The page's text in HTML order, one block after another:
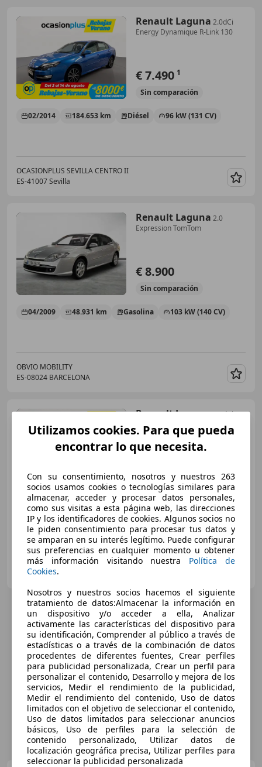
Renault Laguna 2.0dCi
Energy Dynamique R-Link 130
€ 7.490 1
Sin comparación
02/2014 184.653 km Diésel 96 kW (131 CV)
OCASIONPLUS SEVILLA CENTRO II
ES-41007 Sevilla
Renault Laguna 2.0
Expression TomTom
€ 8.900
Sin comparación
04/2009 48.931 km Gasolina 103 kW (140 CV)
OBVIO MOBILITY
ES-08024 BARCELONA
Renault Laguna1.5dCi
Emotion
Sin comparación
11/2012 144.823 km Diésel 81 kW (110 CV)
OCASIONPLUS LA MAQUINISTA II
ES-08020 SANT ANDREU
Utilizamos cookies. Para que pueda
encontrar lo que necesita.
Con su consentimiento, nosotros y nuestros 263
socios usamos cookies o tecnologías similares para
almacenar, acceder y procesar datos personales,
como sus visitas a esta página web, las direcciones
IP y los identificadores de cookies. Algunos socios no
le piden consentimiento para procesar tus datos y
se amparan en su interés legítimo. Puede configurar
sus preferencias en cualquier momento u obtener
más información visitando nuestra Política de
Cookies.
Nosotros y nuestros socios hacemos el siguiente
tratamiento de datos:Almacenar la información en
un dispositivo y/o acceder a ella, Analizar
activamente las características del dispositivo para
su identificación, Comprender al público a través de
estadísticas o a través de la combinación de datos
procedentes de diferentes fuentes, Crear perfiles
para publicidad personalizada, Crear un perfil para
personalizar el contenido, Desarrollo y mejora de los
servicios, Medir el rendimiento de la publicidad,
Medir el rendimiento del contenido, Uso de datos
limitados con el objetivo de seleccionar el contenido,
Uso de datos limitados para seleccionar anuncios
básicos, Uso de perfiles para la selección de
contenido personalizado, Utilizar datos de
localización geográfica precisa, Utilizar perfiles para
seleccionar la publicidad personalizada